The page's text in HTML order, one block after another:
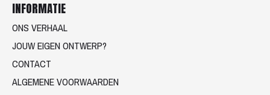
INFORMATIE
ONS VERHAAL
JOUW EIGEN ONTWERP?
CONTACT
ALGEMENE VOORWAARDEN